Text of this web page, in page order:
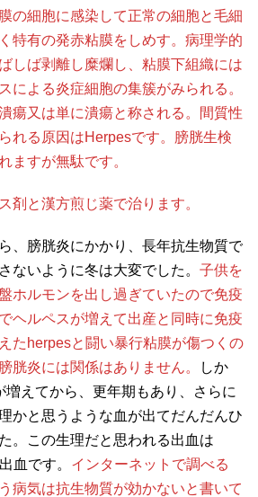
の細胞に感染して正常の細胞と毛細
特有の発赤粘膜をしめす。病理学的
しば剥離し糜爛し、粘膜下組織には
による炎症細胞の集簇がみられる。
瘍又は単に潰瘍と称される。間質性
れる原因はHerpesです。膀胱生検
ますが無駄です。
剤と漢方煎じ薬で治ります。
、膀胱炎にかかり、長年抗生物質で
ないように冬は大変でした。 子供を
ホルモンを出し過ぎていたので免疫
ヘルペスが増えて出産と同時に免疫
たherpesと闘い暴行粘膜が傷つくの
胱炎には関係はありません。
しか
増えてから、更年期もあり、さらに
かと思うような血が出てだんだんひ
。この生理だと思われる出血は
血です。 インターネットで調べる
病気は抗生物質が効かないと書いて